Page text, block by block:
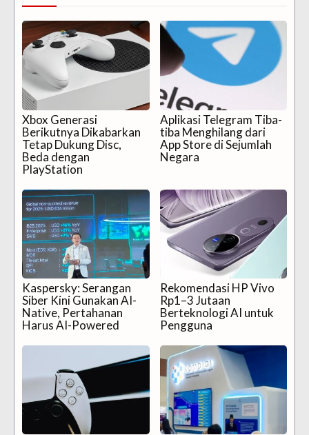
Xbox Generasi
Berikutnya Dikabarkan
Tetap Dukung Disc,
Beda dengan
PlayStation
Aplikasi Telegram Tiba-
tiba Menghilang dari
App Store di Sejumlah
Negara
Kaspersky: Serangan
Siber Kini Gunakan AI-
Native, Pertahanan
Harus AI-Powered
Rekomendasi HP Vivo
Rp1–3 Jutaan
Berteknologi AI untuk
Pengguna